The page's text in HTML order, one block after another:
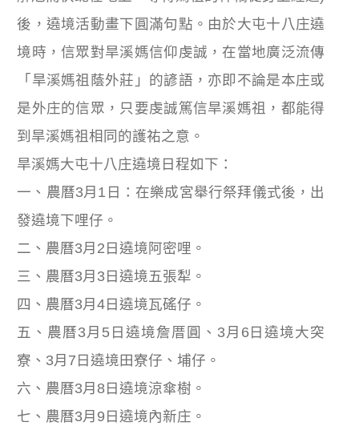
後，遶境活動畫下圓滿句點。由於大屯十八庄遶
境時，信眾對旱溪媽信仰虔誠，在當地廣泛流傳
「旱溪媽祖蔭外莊」的諺語，亦即不論是本庄或
是外庄的信眾，只要虔誠篤信旱溪媽祖，都能得
到旱溪媽祖相同的護祐之意。
旱溪媽大屯十八庄遶境日程如下：
一、農曆3月1日：在樂成宮舉行祭拜儀式後，出
發遶境下哩仔。
二、農曆3月2日遶境阿密哩。
三、農曆3月3日遶境五張犁。
四、農曆3月4日遶境瓦磘仔。
五、農曆3月5日遶境詹厝圓、3月6日遶境大突
寮、3月7日遶境田寮仔、埔仔。
六、農曆3月8日遶境涼傘樹。
七、農曆3月9日遶境內新庄。